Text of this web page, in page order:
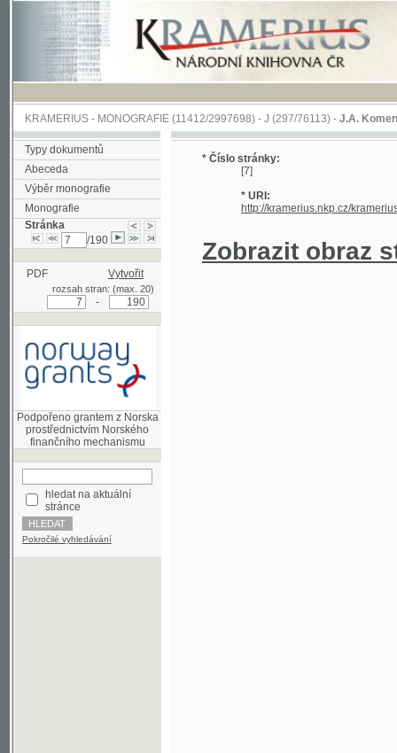
KRAMERIUS-MONOGRAFIE(11412/2997698) -J (297/76113)-J.A. Komenského
Typy dokumentů
Abeceda
Výběr monografie
Monografie
Stránka
/190
PDF Vytvořit
rozsah stran: (max. 20)
Podpořeno grantem z Norska
prostřednictvím Norského
hledat na aktuální
stránce
Pokročilé vyhledávání
* Číslo stránky:
[7]
* URI:
http://kramerius.nkp.cz/kramerius/